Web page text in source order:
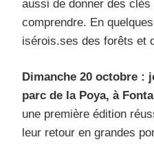
aussi de donner des
comprendre. En
isérois.ses des forêts et
Dimanche 20 octobre :
parc de la Poya, à
une première édition
leur retour en grandes